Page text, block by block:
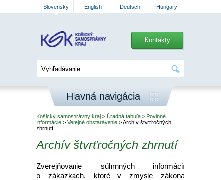
Slovensky English Deutsch Hungary
Kontakty
Hlavná navigácia
Košický samosprávny kraj > Úradná tabuľa > Povinné
informácie > Verejné obstarávanie > Archív štvrťročných
zhrnutí
Archív štvrťročných zhrnutí
Zverejňovanie súhrnných informácií
o zákazkách, ktoré v zmysle zákona